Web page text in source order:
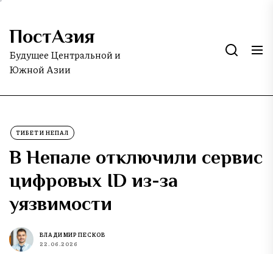
Skip
the
content
ПостАзия
Будущее Центральной и
Южной Азии
ТИБЕТ И НЕПАЛ
В Непале отключили сервис
цифровых ID из-за
уязвимости
ВЛАДИМИР ПЕСКОВ
22.06.2026